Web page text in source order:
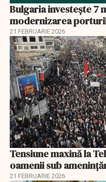
Bulgaria investește 7
modernizarea
21 FEBRUARIE 2026
Tensiune maxină la
oamenii sub
21 FEBRUARIE 2026